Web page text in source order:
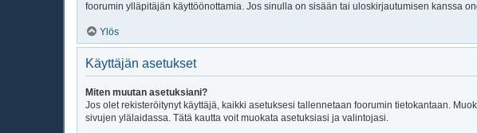
foorumin ylläpitäjän käyttöönottamia. Jos sinulla on sisään tai uloskirjautumisen kanssa
Ylös
Käyttäjän asetukset
Miten muutan asetuksiani?
Jos olet rekisteröitynyt käyttäjä, kaikki asetuksesi tallennetaan foorumin tietokantaan.
sivujen ylälaidassa. Tätä kautta voit muokata asetuksiasi ja valintojasi.